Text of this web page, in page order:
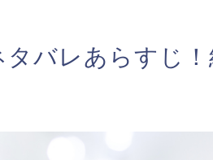
バレあらすじ！